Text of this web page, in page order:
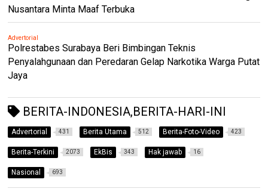
Nusantara Minta Maaf Terbuka
Advertorial
Polrestabes Surabaya Beri Bimbingan Teknis
Penyalahgunaan dan Peredaran Gelap Narkotika Warga Putat
Jaya
BERITA-INDONESIA,BERITA-HARI-INI
Advertorial 431 Berita Utama 512 Berita-Foto-Video 423
Berita-Terkini 2073 EkBis 343 Hak jawab 16
Nasional 693